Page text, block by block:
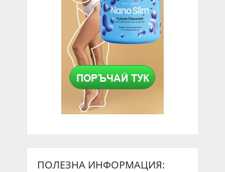
ПОЛЕЗНА ИНФОРМАЦИЯ: